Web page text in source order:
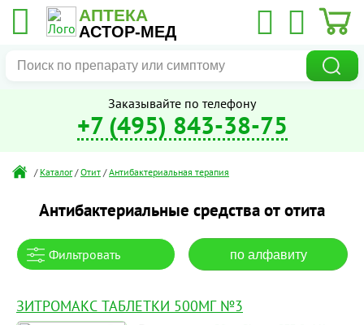
АПТЕКА
АСТОР-МЕД
Заказывайте по телефону
+7 (495) 843-38-75
/ Каталог /Отит /Антибактериальная терапия
Антибактериальные средства от отита
Фильтровать по алфавиту
ЗИТРОМАКС ТАБЛЕТКИ 500МГ №3